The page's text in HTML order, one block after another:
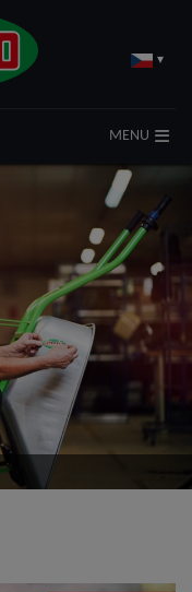
▾
MENU